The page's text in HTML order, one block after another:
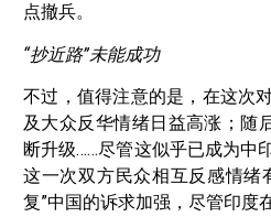
点撤兵。
“抄近路”未能成功
不过，值得注意的是，在这次
及大众反华情绪日益高涨；随
断升级……尽管这似乎已成为中
这一次双方民众相互反感情绪
复”中国的诉求加强，尽管印度